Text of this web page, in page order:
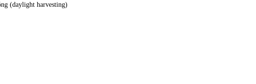
(daylight harvesting)